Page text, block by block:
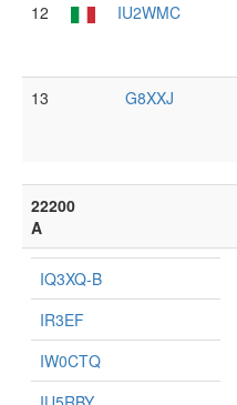
12 IU2WMC
13 G8XXJ
22200
A
IQ3XQ-B
IR3EF
IW0CTQ